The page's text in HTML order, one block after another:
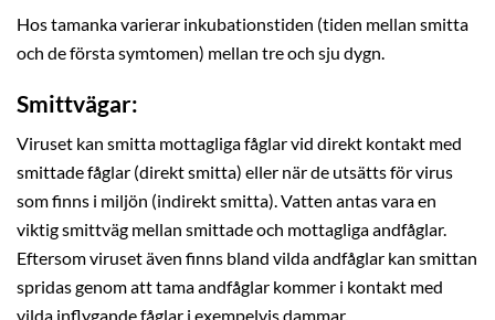
Hos tamanka varierar inkubationstiden (tiden mellan smitta
och de första symtomen) mellan tre och sju dygn.
Smittvägar:
Viruset kan smitta mottagliga fåglar vid direkt kontakt med
smittade fåglar (direkt smitta) eller när de utsätts för virus
som finns i miljön (indirekt smitta). Vatten antas vara en
viktig smittväg mellan smittade och mottagliga andfåglar.
Eftersom viruset även finns bland vilda andfåglar kan smittan
spridas genom att tama andfåglar kommer i kontakt med
vilda inflygande fåglar i exempelvis dammar.